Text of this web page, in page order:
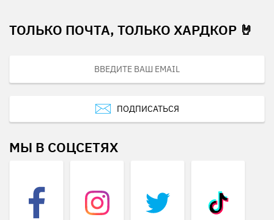
ТОЛЬКО ПОЧТА, ТОЛЬКО ХАРДКОР 🤘
ПОДПИСАТЬСЯ
МЫ В СОЦСЕТЯХ